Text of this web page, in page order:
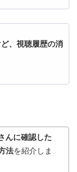
、視聴履歴の消
んに確認した
法を紹介しま